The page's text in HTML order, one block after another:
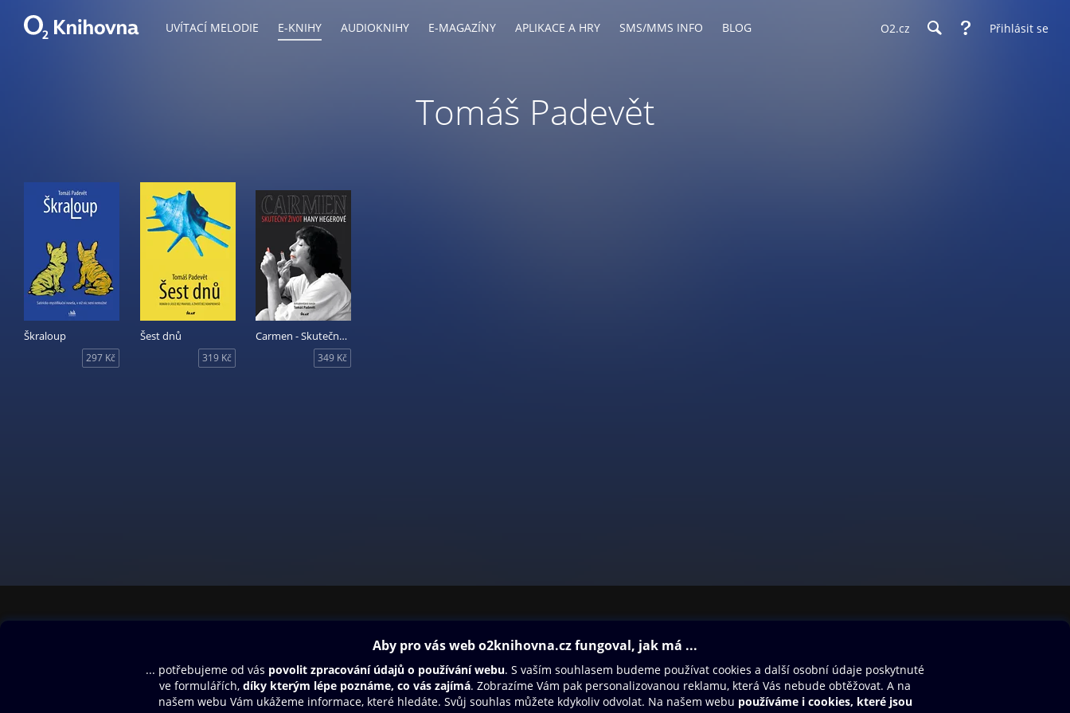
UVÍTACÍ MELODIE E-KNIHY AUDIOKNIHY E-MAGAZÍNY APLIKACE A HRY SMS/MMS INFO BLOG O2.cz Přihlásit se
Tomáš Padevět
Škraloup
297 Kč
Šest dnů
319 Kč
Carmen - Skutečný život Hany Hegerové
349 Kč
Aplikace a hry
SMS/MMS Info
Blog
Dárkový poukaz
Nápověda
Oneplay Originály
Sport